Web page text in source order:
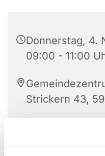
Donnerstag, 4.
09:00 - 11:00
Strickern 43,